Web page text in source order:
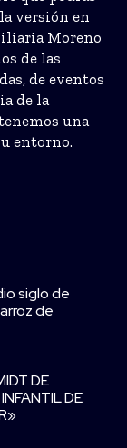
versión en
Moreno
de las
de eventos
de la
una
entorno.
siglo de
de
DE
DE